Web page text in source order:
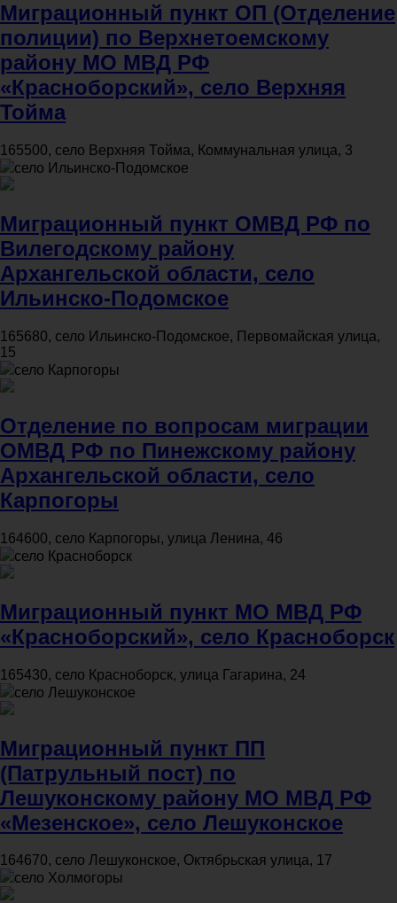
Миграционный пункт ОП (Отделение
полиции) по Верхнетоемскому
району МО МВД РФ
«Красноборский», село Верхняя
Тойма
165500, село Верхняя Тойма, Коммунальная улица, 3
село Ильинско-Подомское
Миграционный пункт ОМВД РФ по
Вилегодскому району
Архангельской области, село
Ильинско-Подомское
165680, село Ильинско-Подомское, Первомайская улица,
15
село Карпогоры
Отделение по вопросам миграции
ОМВД РФ по Пинежскому району
Архангельской области, село
Карпогоры
164600, село Карпогоры, улица Ленина, 46
село Красноборск
Миграционный пункт МО МВД РФ
«Красноборский», село Красноборск
165430, село Красноборск, улица Гагарина, 24
село Лешуконское
Миграционный пункт ПП
(Патрульный пост) по
Лешуконскому району МО МВД РФ
«Мезенское», село Лешуконское
164670, село Лешуконское, Октябрьская улица, 17
село Холмогоры